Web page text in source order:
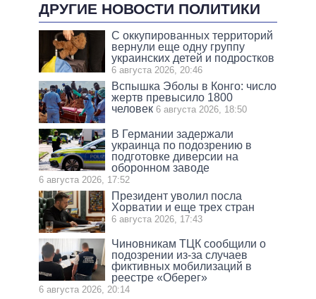
ДРУГИЕ НОВОСТИ ПОЛИТИКИ
С оккупированных территорий
вернули еще одну группу
украинских детей и подростков
6 августа 2026, 20:46
Вспышка Эболы в Конго: число
жертв превысило 1800
человек 6 августа 2026, 18:50
В Германии задержали
украинца по подозрению в
подготовке диверсии на
оборонном заводе
6 августа 2026, 17:52
Президент уволил посла
Хорватии и еще трех стран
6 августа 2026, 17:43
Чиновникам ТЦК сообщили о
подозрении из-за случаев
фиктивных мобилизаций в
реестре «Оберег»
6 августа 2026, 20:14